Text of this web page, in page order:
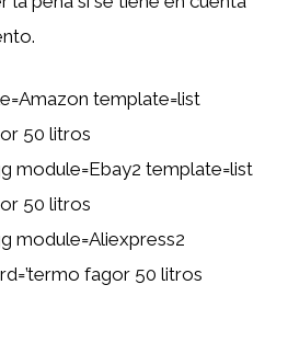
template=list
50 litros
module=Ebay2 template=list
50 litros
module=Aliexpress2
fagor 50 litros